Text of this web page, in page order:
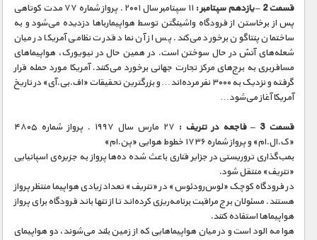
کیهان / نجوم
گردشگری
ماورایی
مسابقات / ورزشی
مستند های اختصاصی
قسمت 2 – یازدهم سپتامبر :
۱۱ سپتامبر سال ۲۰۰۱ . پرواز شماره ۷۷ مدت کوتاهی
پس از برخاستن از فرودگاه واشینگتن توسط هواپیمارباها دزدیده می‌شود و به
ساختمان پنتاگون برخورد می‌کند. پس از آن نماد قدرت نظامی آمریکا در میان
شعله‌های آتش در حال سوختن است. در همین حال در نیویورک، هواپیماهای
مسافربری به برج‌های مرکز تجارت جهانی برخورد می‌کنند. آمریکا مورد حمله قرار
گرفته و نزدیک به ۳۰۰۰ نفر مرده‌اند… و بزرگترین تحقیقات «اف.بی.آی» در تاریخ
آمریکا آغاز می‌شود…
قسمت 3 – فاجعه در تنریف :
۲۷ مارس سال ۱۹۹۷ . پرواز شماره ۴۸۰۵
«ک.ال.ام» و پرواز شماره ۱۷۳۶ خطوط هوایی «پن.ام»
بمب‌گذاری تروریستی در جزایر قناری باعث شده ده‌ها پرواز به جزیره‌ی اسپانیایی
«تنریف» منتقل شود.
در فرودگاه کوچک «لوس‌رودئوس» در «تنریف» تعداد زیادی هواپیما منتظر پرواز
هستند. مسئولان برج مراقبت برنامه‌ریزی کرده‌اند تا از تنها باند فرودگاه برای پرواز
هواپیماها استفاده کنند.
هوا مه الود است و در میان هواپیماهایی که از زمین بلند می‌شوند، دو هواپیمای